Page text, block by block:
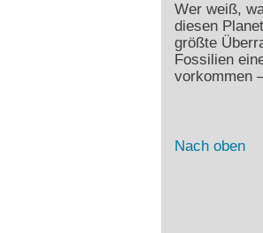
Wer weiß,
diesen
größte
Fossilien
vorkommen
Nach oben